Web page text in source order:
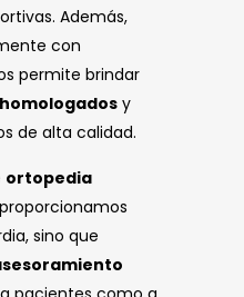
Además,
con
permite brindar
y
de alta calidad.
ortopedia
sino que